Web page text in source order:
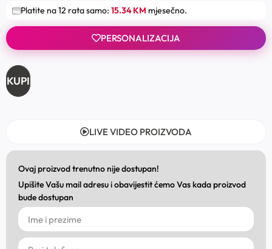
Platite na 12 rata samo: 15.34 KM mjesečno.
PERSONALIZACIJA
KUPI
LIVE VIDEO PROIZVODA
Ovaj proizvod trenutno nije dostupan!
Upišite Vašu mail adresu i obavijestit ćemo Vas kada proizvod
bude dostupan